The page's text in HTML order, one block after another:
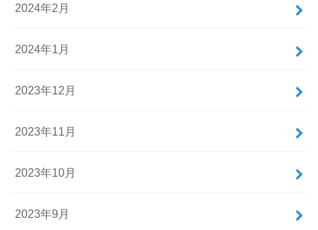
2024年2月
2024年1月
2023年12月
2023年11月
2023年10月
2023年9月